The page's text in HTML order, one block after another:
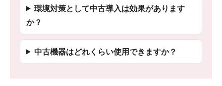
環境対策として中古導入は効果があります
か？
中古機器はどれくらい使用できますか？